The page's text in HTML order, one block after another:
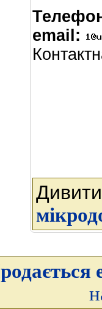
email: